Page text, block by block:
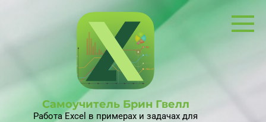
Самоучитель Брин Гвелл
Работа Excel в примерах и задачах для